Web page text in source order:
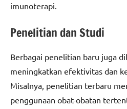
imunoterapi.
Penelitian dan Studi
Berbagai penelitian baru juga
meningkatkan efektivitas dan
Misalnya, penelitian terbaru
penggunaan obat-obatan